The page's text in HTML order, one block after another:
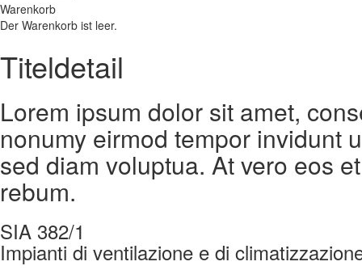
Warenkorb
Der Warenkorb ist leer.
Titeldetail
Lorem ipsum dolor sit amet,
nonumy eirmod tempor invidunt
sed diam voluptua. At vero eos
rebum.
SIA 382/1
Impianti di ventilazione e di